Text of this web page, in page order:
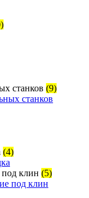
станков (9)
(4)
под клин (5)